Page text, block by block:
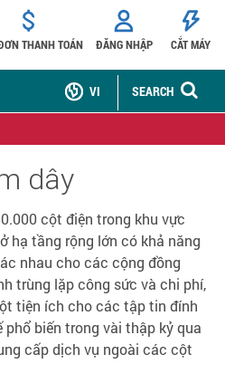
THANH TOÁN ĐĂNG NHẬP CẮT MÁY
SEARCH
VI
dây
cột điện trong khu vực
hạ tầng rộng lớn có khả năng
nhau cho các cộng đồng
trùng lặp công sức và chi phí,
tiện ích cho các tập tin đính
biến trong vài thập kỷ qua
cấp dịch vụ ngoài các cột